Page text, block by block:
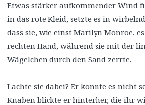
Etwas stärker aufkommender Wind
in das rote Kleid, setzte es in
dass sie, wie einst Marilyn Monroe,
rechten Hand, während sie mit der
Wägelchen durch den Sand zerrte.
Lachte sie dabei? Er konnte es nicht
Knaben blickte er hinterher, die ihr